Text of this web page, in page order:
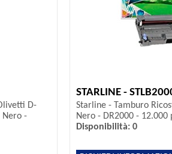
D-
Nero -
STARLINE -
Starline - Tamburo
Nero - DR2000 - 12.000
Disponibilità: 0